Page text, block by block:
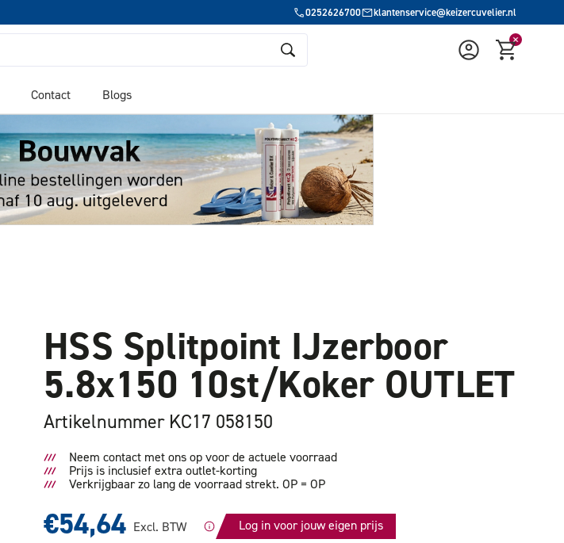
0252626700 klantenservice@keizercuvelier.nl
Contact Blogs
HSS Splitpoint IJzerboor
5.8x150 10st/Koker OUTLET
Artikelnummer KC17 058150
Neem contact met ons op voor de actuele voorraad
Prijs is inclusief extra outlet-korting
Verkrijgbaar zo lang de voorraad strekt. OP = OP
€54,64 Excl. BTW Log in voor jouw eigen prijs